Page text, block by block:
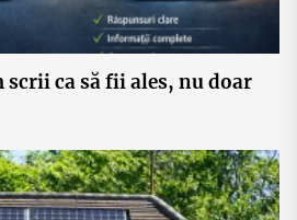
scrii ca să fii ales, nu doar